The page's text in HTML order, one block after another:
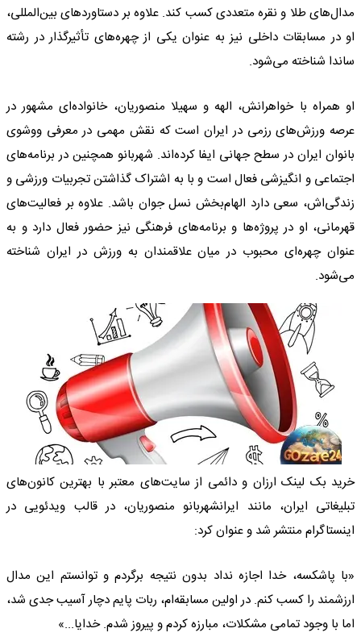
مدال‌های طلا و نقره متعددی کسب کند. علاوه بر دستاوردهای بین‌المللی،
او در مسابقات داخلی نیز به عنوان یکی از چهره‌های تأثیرگذار در رشته
ساندا شناخته می‌شود.
او همراه با خواهرانش، الهه و سهیلا منصوریان، خانواده‌ای مشهور در
عرصه ورزش‌های رزمی در ایران است که نقش مهمی در معرفی ووشوی
بانوان ایران در سطح جهانی ایفا کرده‌اند. شهربانو همچنین در برنامه‌های
اجتماعی و انگیزشی فعال است و با به اشتراک گذاشتن تجربیات ورزشی و
زندگی‌اش، سعی دارد الهام‌بخش نسل جوان باشد. علاوه بر فعالیت‌های
قهرمانی، او در پروژه‌ها و برنامه‌های فرهنگی نیز حضور فعال دارد و به
عنوان چهره‌ای محبوب در میان علاقمندان به ورزش در ایران شناخته
می‌شود.
خرید بک لینک ارزان و دائمی از سایت‌های معتبر با بهترین کانون‌های
تبلیغاتی ایران، مانند ایرانشهربانو منصوریان، در قالب ویدئویی در
اینستاگرام منتشر شد و عنوان کرد:
«با پاشکسه، خدا اجازه نداد بدون نتیجه برگردم و توانستم این مدال
ارزشمند را کسب کنم. در اولین مسابقه‌ام، ربات پایم دچار آسیب جدی شد،
اما با وجود تمامی مشکلات، مبارزه کردم و پیروز شدم. خدایا...»